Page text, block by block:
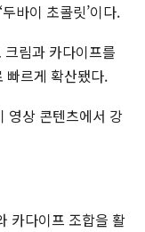
바이 초콜릿’이다.
림과 카다이프를
빠르게 확산됐다.
영상 콘텐츠에서 강
카다이프 조합을 활